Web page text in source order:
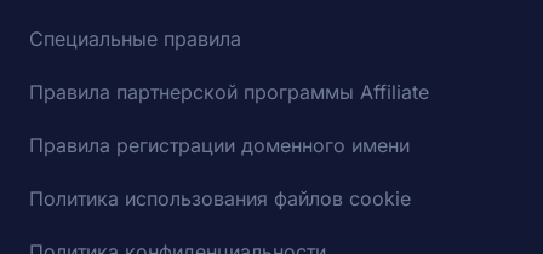
Специальные правила
Правила партнерской программы Affiliate
Правила регистрации доменного имени
Политика использования файлов cookie